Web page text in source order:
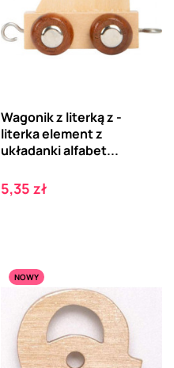
Wagonik z literką z -
literka element z
układanki alfabet...
Cena
5,35 zł
NOWY